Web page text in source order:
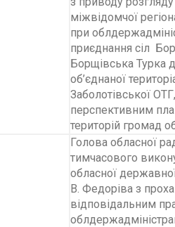
міжвідомчої
при
приєднання сіл
Борщівська Турка
об’єднаної
Заболотів­ської
перспективним
територій громад
Голова обласної
тимчасового
обласної державної
В. Федоріва з
відповідальним